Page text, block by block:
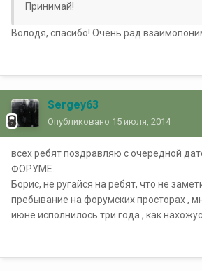
Принимай!
Володя, спасибо! Очень рад
Sergey63
Опубликовано 15 июля, 2014
всех ребят поздравляю с очередной
ФОРУМЕ.
Борис, не ругайся на ребят, что не
пребывание на форумских просторах ,
июне исполнилось три года , как